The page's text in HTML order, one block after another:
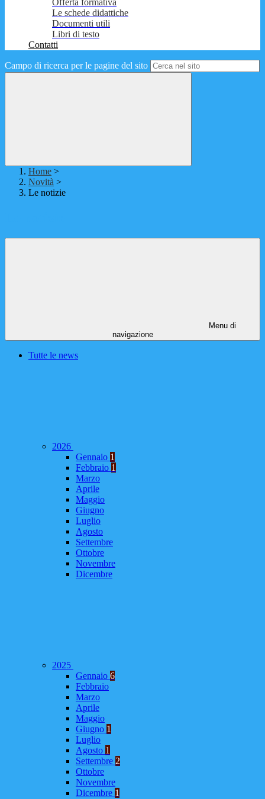
Offerta formativa
Le schede didattiche
Documenti utili
Libri di testo
Contatti
Campo di ricerca per le pagine del sito
Home >
Novità >
Le notizie
Menu di
navigazione
Tutte le news
2026
Gennaio 1
Febbraio 1
Marzo
Aprile
Maggio
Giugno
Luglio
Agosto
Settembre
Ottobre
Novembre
Dicembre
2025
Gennaio 6
Febbraio
Marzo
Aprile
Maggio
Giugno 1
Luglio
Agosto 1
Settembre 2
Ottobre
Novembre
Dicembre 1